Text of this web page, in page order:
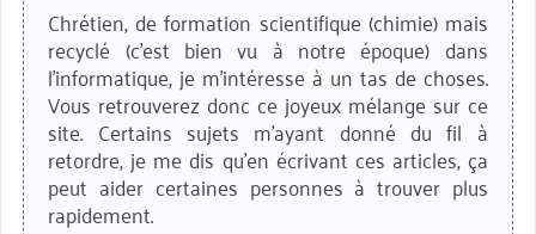
Chrétien, de formation scientifique (chimie) mais
recyclé (c'est bien vu à notre époque) dans
l'informatique, je m'intéresse à un tas de choses.
Vous retrouverez donc ce joyeux mélange sur ce
site. Certains sujets m'ayant donné du fil à
retordre, je me dis qu'en écrivant ces articles, ça
peut aider certaines personnes à trouver plus
rapidement.